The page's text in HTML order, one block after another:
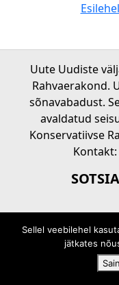
Uute Uudiste
Rahvaerakond.
sõnavabadust.
avaldatud
Konservatiivse
Kontakt:
©
Sellel veebilehel
jätkates